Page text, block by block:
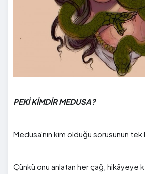
PEKİ KİMDİR MEDUSA?
Medusa'nın kim olduğu sorusunun tek
Çünkü onu anlatan her çağ, hikâyeye